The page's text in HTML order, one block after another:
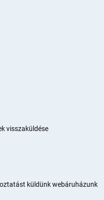
visszaküldése
küldünk webáruházunk